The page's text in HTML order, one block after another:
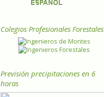
Colegios Profesionales Forestales
Previsión precipitaciones en 6
horas